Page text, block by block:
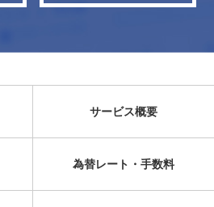
サービス概要
為替レート・手数料